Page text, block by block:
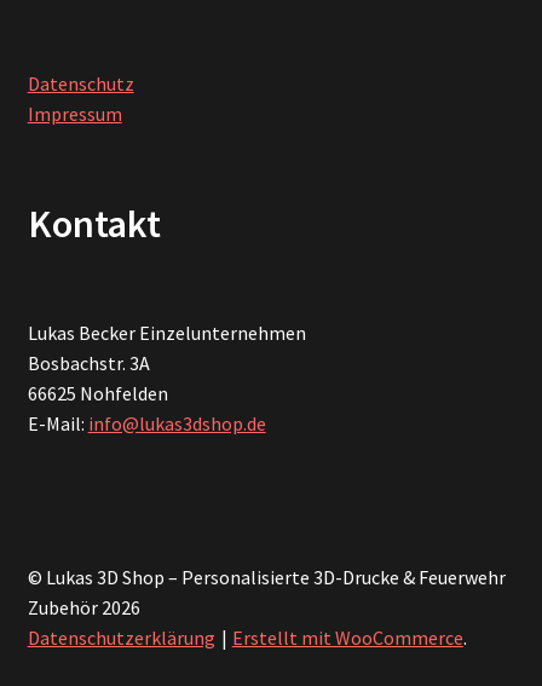
Datenschutz
Impressum
Kontakt
Lukas Becker Einzelunternehmen
Bosbachstr. 3A
66625 Nohfelden
E-Mail: info@lukas3dshop.de
© Lukas 3D Shop – Personalisierte 3D-Drucke & Feuerwehr
Zubehör 2026
Datenschutzerklärung
Erstellt mit WooCommerce.